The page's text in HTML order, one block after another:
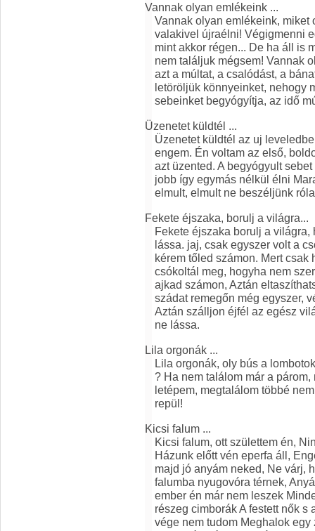
Vannak olyan emlékeink ...
Vannak olyan emlékeink, miket
valakivel újraélni! Végigmenni
mint akkor régen... De ha áll is
nem találjuk mégsem! Vannak
azt a múltat, a csalódást, a
letöröljük könnyeinket, nehogy
sebeinket begyógyítja, az idő
Üzenetet küldtél ...
Üzenetet küldtél az uj
engem. Én voltam az első,
azt üzented. A begyógyult
jobb így egymás nélkül élni
elmult, elmult ne beszéljünk
Fekete éjszaka, borulj a világra...
Fekete éjszaka borulj a
lássa. jaj, csak egyszer volt a
kérem tőled számon. Mert csak
csókoltál meg, hogyha nem
ajkad számon, Aztán
szádat remegőn még egyszer,
Aztán szálljon éjfél az egész
ne lássa.
Lila orgonák ...
Lila orgonák, oly bús a
? Ha nem találom már a
letépem, megtalálom többé
repül!
Kicsi falum ...
Kicsi falum, ott születtem én,
Házunk előtt vén eperfa áll,
majd jó anyám neked, Ne várj,
falumba nyugovóra térnek,
ember én már nem leszek
részeg cimborák A festett nők
vége nem tudom Meghalok